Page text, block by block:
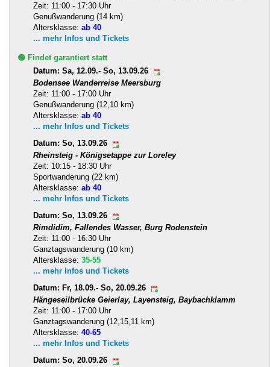
Zeit: 11:00 - 17:30 Uhr
Genußwanderung (14 km)
Altersklasse: ab 40
... mehr Infos und Tickets
🟢 Findet garantiert statt
Datum: Sa, 12.09.- So, 13.09.26
Bodensee Wanderreise Meersburg
Zeit: 11:00 - 17:00 Uhr
Genußwanderung (12,10 km)
Altersklasse: ab 40
... mehr Infos und Tickets
Datum: So, 13.09.26
Rheinsteig - Königsetappe zur Loreley
Zeit: 10:15 - 18:30 Uhr
Sportwanderung (22 km)
Altersklasse: ab 40
... mehr Infos und Tickets
Datum: So, 13.09.26
Rimdidim, Fallendes Wasser, Burg Rodenstein
Zeit: 11:00 - 16:30 Uhr
Ganztagswanderung (10 km)
Altersklasse: 35-55
... mehr Infos und Tickets
Datum: Fr, 18.09.- So, 20.09.26
Hängeseilbrücke Geierlay, Layensteig, Baybachklamm
Zeit: 11:00 - 17:00 Uhr
Ganztagswanderung (12,15,11 km)
Altersklasse: 40-65
... mehr Infos und Tickets
Datum: So, 20.09.26